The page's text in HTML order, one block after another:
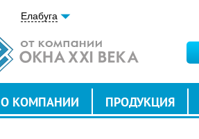
Елабуга
О КОМПАНИИ ПРОДУКЦИЯ